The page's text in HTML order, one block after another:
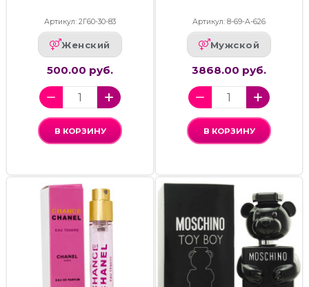
Артикул: 2Г60-30-83
Женский
500.00 руб.
В КОРЗИНУ
Артикул: 8-69-А-626
Мужской
3868.00 руб.
В КОРЗИНУ